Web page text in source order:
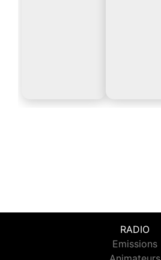
RADIO
Emissions